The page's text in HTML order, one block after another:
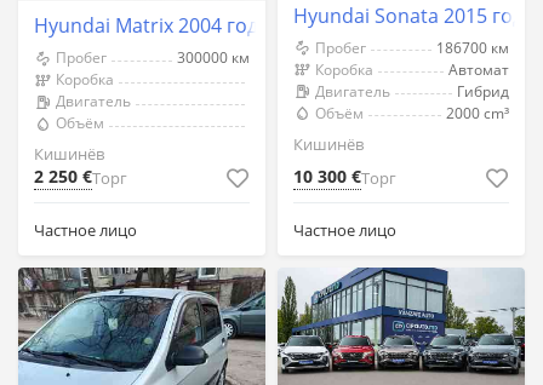
Hyundai Matrix 2004 год Кишинёв
Пробег
300000 км
Коробка
Двигатель
Объём
Кишинёв
2 250 €Торг
Частное лицо
Hyundai Sonata 2015 год
Пробег
186700 км
Коробка
Автомат
Двигатель
Гибрид
Объём
2000 cm³
Кишинёв
10 300 €Торг
Частное лицо